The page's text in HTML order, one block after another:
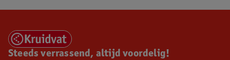
Steeds verrassend, altijd voordelig!